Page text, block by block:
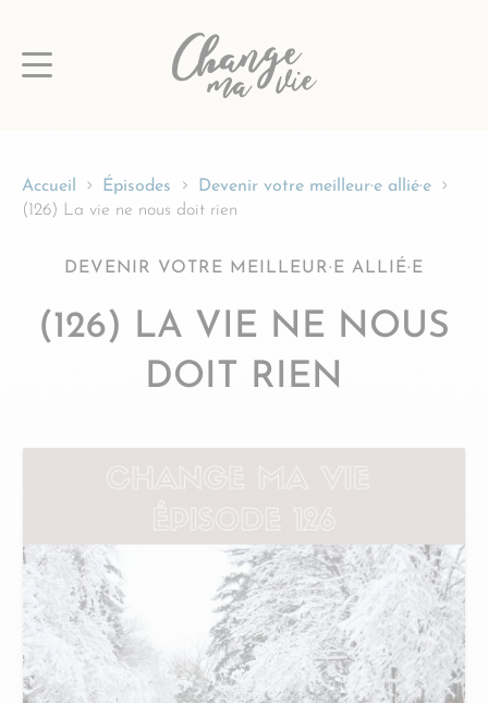
au
Accueil Épisodes
Devenir votre meilleur·e allié·e
(126) La vie ne nous doit rien
DEVENIR VOTRE MEILLEUR·E ALLIÉ·E
(126) LA VIE NE NOUS
DOIT RIEN